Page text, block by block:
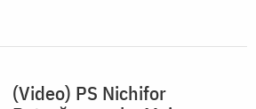
(Video) PS Nichifor